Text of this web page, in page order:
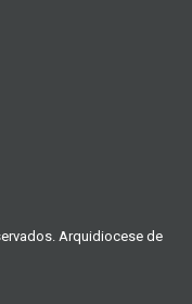
Arquidiocese de